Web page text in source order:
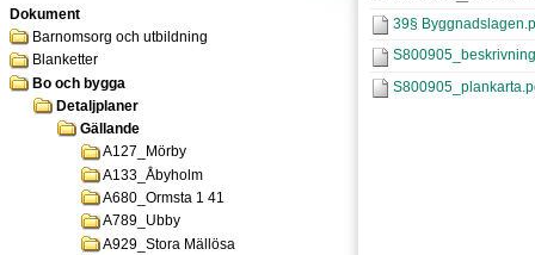
Dokument
Barnomsorg och utbildning
Blanketter
Bo och bygga
Detaljplaner
Gällande
A127_Mörby
A133_Åbyholm
A680_Ormsta 1 41
A789_Ubby
A929_Stora Mällösa
39§